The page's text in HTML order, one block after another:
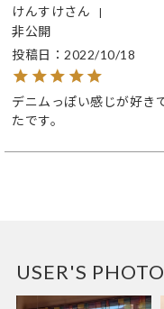
けんすけ
非公開
投稿日
2022/10/18
デニムっぽい感じが好き
たです。
USER'S PHOTO